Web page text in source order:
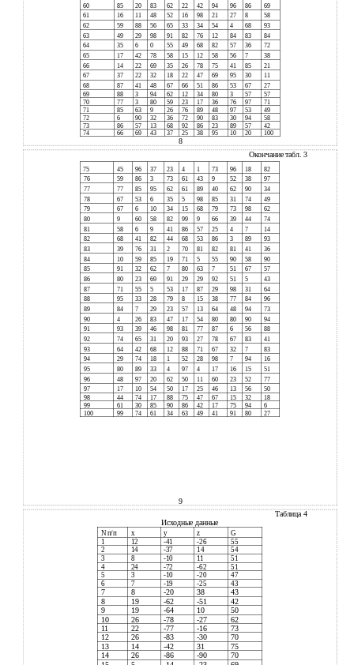
60
85 20 83 62 22 42 94 96 86
69
61
16 11 48 52 16 98 21 27 8
58
62
59 88 56 65 33 34 54 4 68
93
63
49 29 98 91 82 76 12 84 83
84
64
35 6 0 55 49 68 82 57 36
72
65
17 42 78 58 15 12 58 56 7
38
66
14 22 69 35 26 78 75 41 85
21
67
37 22 32 18 22 47 69 95 30
11
68
87 41 48 67 66 51 86 53 67
27
69
88 3 94 62 12 34 80 3 57
57
70
77 3 80 59 23 17 36 76 97
71
71
85 63 9 26 76 89 48 97 53
49
72
6 90 32 36 72 90 83 30 94
58
73
86 57 13 68 92 86 23 89 57
42
74
66 69 43 37 25 38 95 10 20 100
8
Окончание табл. 3
75 45 96 37 23 4 1 73 96 18
82
76
59 86 3 73 61 43 9 52 38
97
77
77 85 95 62 61 89 40 62 90
34
78
67 53 6 35 5 98 85 31 74
49
79
67 6 10 34 15 68 79 73 98
62
80
9 60 58 82 99 9 66 39 44
74
81
58 6 9 41 86 57 25 4 7
14
82
68 41 82 44 68 53 86 3 89
93
83
39 76 31 2 70 81 82 81 41
36
84
10 59 85 19 71 5 55 90 58
90
85
91 32 62 7 80 63 7 51 67
57
86
80 23 69 91 29 29 92 51 5
43
87
71 55 5 53 17 87 29 98 31
64
88
95 33 28 79 8 15 38 77 84
96
89
84 7 29 23 57 13 64 48 94
73
90
4 26 83 47 17 54 80 80 90
94
91
93 39 46 98 81 77 87 6 56
88
92
74 65 31 20 93 27 78 67 83
41
93
64 42 68 12 88 71 67 32 7
83
94
29 74 18 1 52 28 98 7 94
16
95
80 89 33 4 97 4 17 16 15
51
96
48 97 20 62 50 11 60 23 52
77
97
17 10 54 50 17 25 46 13 56
50
98
44 74 17 88 75 47 67 15 32
18
99
61 30 85 90 86 42 17 75 94
6
100
99 74 61 34 63 49 41 91 80 27
9
Таблица 4
Исходные данные
N п/п x y z
G
1
12 -41 -26
55
2
14 -37 14
54
3
8 -10 11
51
4
24 -72 -62
51
5
3 -10 -20
47
6
7 -19 -25 43
7 8 -20 38
43
8
19 -62 -51
42
9
19 -64 10
50
10
26 -78 -27
62
11
22 -77 -16
73
12
26 -83 -30
70
13
14 -42 31
75
14
26 -86 -90
70